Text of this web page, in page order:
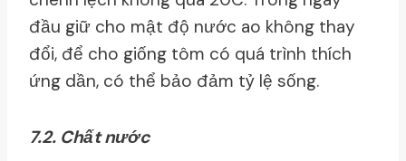
đầu giữ cho mật độ nước ao không thay
đổi, để cho giống tôm có quá trình thích
ứng dần, có thể bảo đảm tỷ lệ sống.
7.2. Chất nước